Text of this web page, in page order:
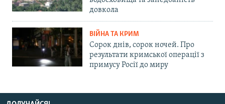
довкола
ВІЙНА ТА КРИМ
Сорок днів, сорок ночей. Про
результати кримської операції з
примусу Росії до миру